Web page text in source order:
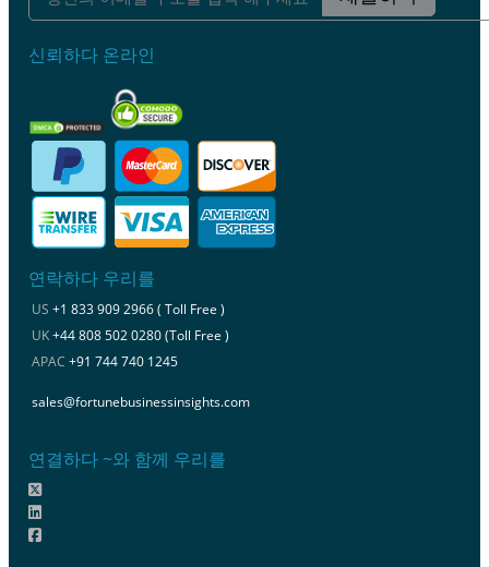
신뢰하다 온라인
연락하다 우리를
US +1 833 909 2966 ( Toll Free )
UK+44 808 502 0280 (Toll Free )
APAC +91 744 740 1245
sales@fortunebusinessinsights.com
연결하다 ~와 함께 우리를